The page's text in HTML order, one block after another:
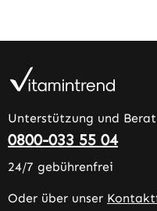
Unterstützung und
0800-033 55 04
24/7 gebührenfrei
Oder über unser